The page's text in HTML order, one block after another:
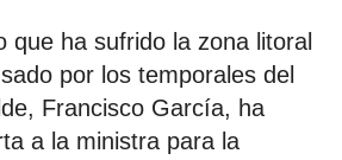
que ha sufrido la zona litoral
por los temporales del
Francisco García, ha
a la ministra para la